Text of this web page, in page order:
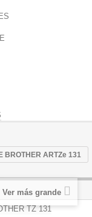
BROTHER ARTZe 131
Ver más grande